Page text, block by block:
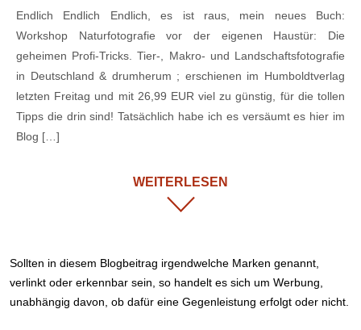
Endlich Endlich Endlich, es ist raus, mein neues Buch:
Workshop Naturfotografie vor der eigenen Haustür: Die
geheimen Profi-Tricks. Tier-, Makro- und Landschaftsfotografie
in Deutschland & drumherum ; erschienen im Humboldtverlag
letzten Freitag und mit 26,99 EUR viel zu günstig, für die tollen
Tipps die drin sind! Tatsächlich habe ich es versäumt es hier im
Blog […]
WEITERLESEN
Sollten in diesem Blogbeitrag irgendwelche Marken genannt,
verlinkt oder erkennbar sein, so handelt es sich um Werbung,
unabhängig davon, ob dafür eine Gegenleistung erfolgt oder nicht.